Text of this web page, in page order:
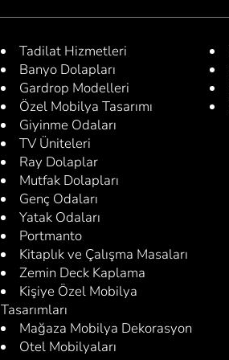
Tadilat Hizmetleri
Banyo Dolapları
Gardrop Modelleri
Özel Mobilya Tasarımı
Giyinme Odaları
TV Üniteleri
Ray Dolaplar
Mutfak Dolapları
Genç Odaları
Yatak Odaları
Portmanto
Kitaplık ve Çalışma Masaları
Zemin Deck Kaplama
Kişiye Özel Mobilya
Tasarımları
Mağaza Mobilya Dekorasyon
Otel Mobilyaları